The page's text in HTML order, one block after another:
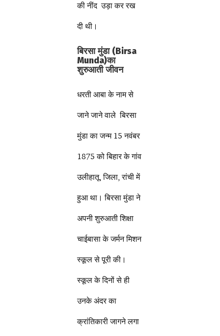
की नींद उड़ा कर रख
दी थी।
बिरसा मुंडा (Birsa
Munda)का
शुरुआती जीवन
धरती आबा के नाम से
जाने जाने वाले बिरसा
मुंडा का जन्म 15 नवंबर
1875 को बिहार के गांव
उलीहातू, जिला, रांची में
हुआ था। बिरसा मुंडा ने
अपनी शुरुआती शिक्षा
चाईबासा के जर्मन मिशन
स्कूल से पूरी की।
स्कूल के दिनों से ही
उनके अंदर का
क्रांतिकारी जागने लगा